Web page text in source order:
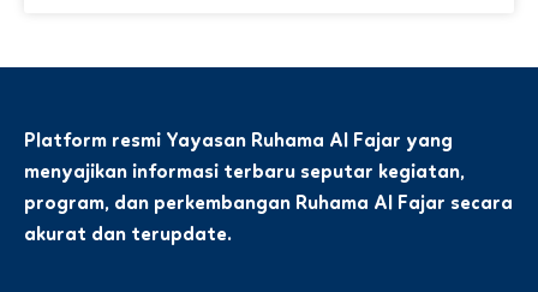
Platform resmi Yayasan Ruhama Al Fajar yang
menyajikan informasi terbaru seputar kegiatan,
program, dan perkembangan Ruhama Al Fajar secara
akurat dan terupdate.